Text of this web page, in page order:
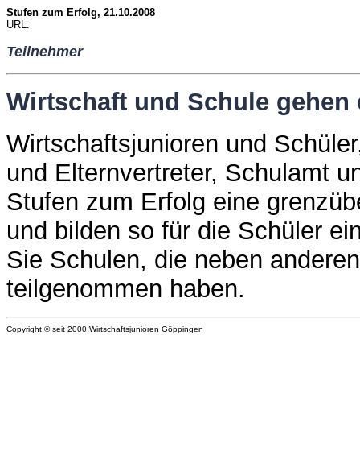
Stufen zum Erfolg, 21.10.2008
URL:
Teilnehmer
Wirtschaft und Schule
Wirtschaftsjunioren und
und Elternvertreter, Schulamt
Stufen zum Erfolg eine
und bilden so für die Schüler
Sie Schulen, die neben
teilgenommen haben.
Copyright © seit 2000 Wirtschaftsjunioren Göppingen